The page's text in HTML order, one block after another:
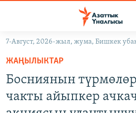
Навигацияга
өтүңүз
Издөөгө
салыңыз
7-Август, 2026-жыл, жума, Бишкек
ЖАҢЫЛЫКТАР
Босниянын
чакты айыпкер